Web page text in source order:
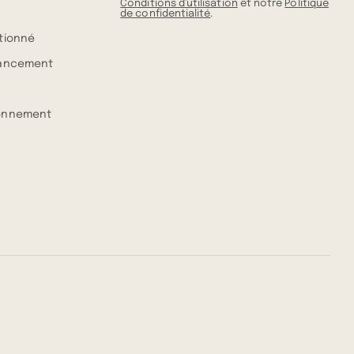
Conditions d'utilisation et notre Politique
de confidentialité.